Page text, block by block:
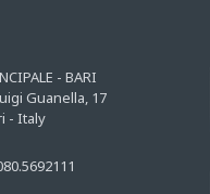
- BARI
Guanella, 17
- Italy